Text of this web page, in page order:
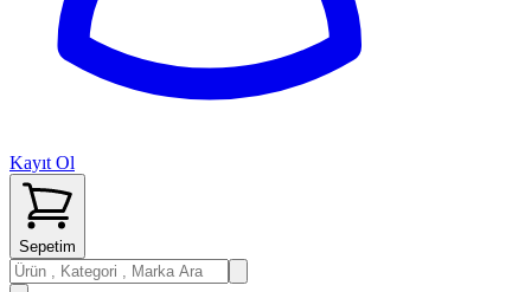
Kayıt Ol
Sepetim